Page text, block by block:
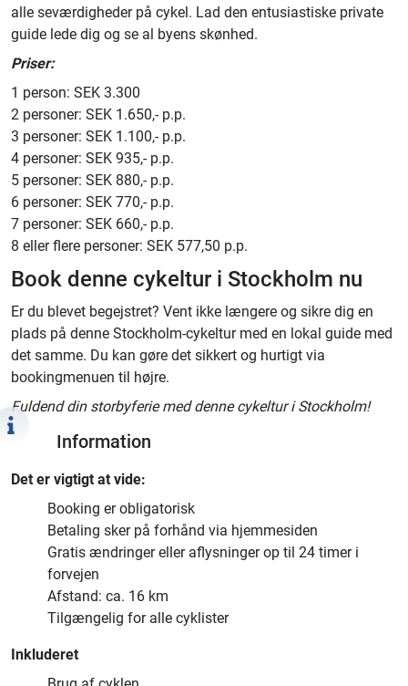
alle seværdigheder på cykel. Lad den entusiastiske private
guide lede dig og se al byens skønhed.
Priser:
1 person: SEK 3.300
2 personer: SEK 1.650,- p.p.
3 personer: SEK 1.100,- p.p.
4 personer: SEK 935,- p.p.
5 personer: SEK 880,- p.p.
6 personer: SEK 770,- p.p.
7 personer: SEK 660,- p.p.
8 eller flere personer: SEK 577,50 p.p.
Book denne cykeltur i Stockholm nu
Er du blevet begejstret? Vent ikke længere og sikre dig en
plads på denne Stockholm-cykeltur med en lokal guide med
det samme. Du kan gøre det sikkert og hurtigt via
bookingmenuen til højre.
Fuldend din storbyferie med denne cykeltur i Stockholm!
Information
Det er vigtigt at vide:
Booking er obligatorisk
Betaling sker på forhånd via hjemmesiden
Gratis ændringer eller aflysninger op til 24 timer i
forvejen
Afstand: ca. 16 km
Tilgængelig for alle cyklister
Inkluderet